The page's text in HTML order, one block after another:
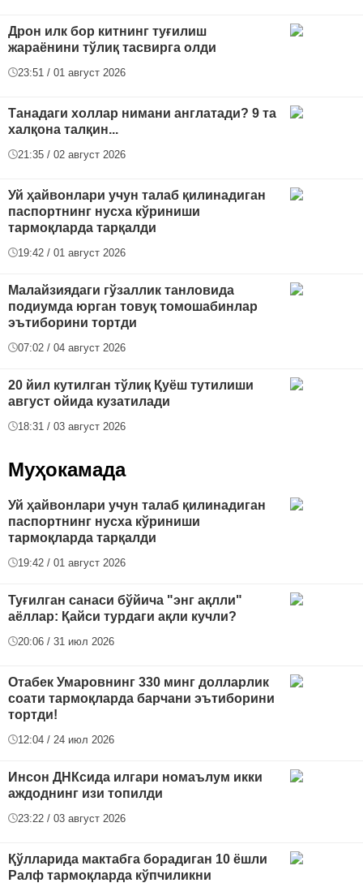
Дрон илк бор китнинг туғилиш
жараёнини тўлиқ тасвирга олди
23:51 / 01 август 2026
Танадаги холлар нимани англатади? 9 та
халқона талқин...
21:35 / 02 август 2026
Уй ҳайвонлари учун талаб қилинадиган
паспортнинг нусха кўриниши
тармоқларда тарқалди
19:42 / 01 август 2026
Малайзиядаги гўзаллик танловида
подиумда юрган товуқ томошабинлар
эътиборини тортди
07:02 / 04 август 2026
20 йил кутилган тўлиқ Қуёш тутилиши
август ойида кузатилади
18:31 / 03 август 2026
Муҳокамада
Уй ҳайвонлари учун талаб қилинадиган
паспортнинг нусха кўриниши
тармоқларда тарқалди
19:42 / 01 август 2026
Туғилган санаси бўйича "энг ақлли"
аёллар: Қайси турдаги ақли кучли?
20:06 / 31 июл 2026
Отабек Умаровнинг 330 минг долларлик
соати тармоқларда барчани эътиборини
тортди!
12:04 / 24 июл 2026
Инсон ДНКсида илгари номаълум икки
аждоднинг изи топилди
23:22 / 03 август 2026
Қўлларида мактабга борадиган 10 ёшли
Ралф тармоқларда кўпчиликни